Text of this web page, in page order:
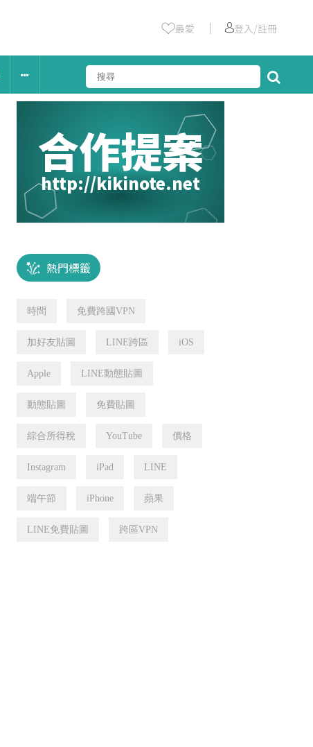
最愛 ｜ 登入/註冊
合作提案
http://kikinote.net
熱門標籤
時間 免費跨國VPN
加好友貼圖 LINE跨區 iOS
Apple LINE動態貼圖
動態貼圖 免費貼圖
綜合所得稅 YouTube 價格
Instagram iPad LINE
端午節 iPhone 蘋果
LINE免費貼圖 跨區VPN